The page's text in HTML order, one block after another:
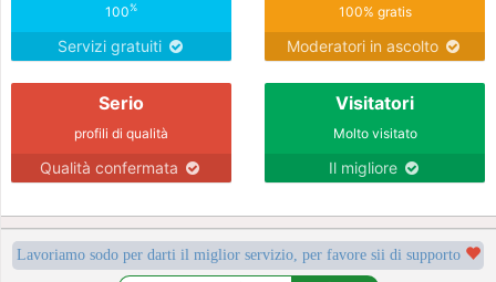
100%
Servizi gratuiti
100% gratis
Moderatori in ascolto
Serio
profili di qualità
Qualità confermata
Visitatori
Molto visitato
Il migliore
Lavoriamo sodo per darti il miglior servizio, per favore sii di supporto